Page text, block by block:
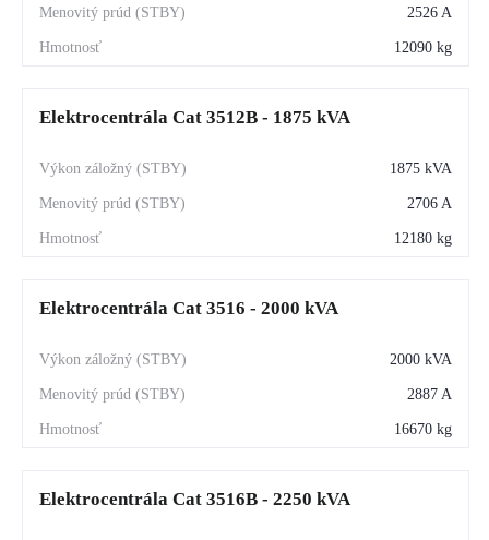
2526 A
12090 kg
Elektrocentrála Cat 3512B - 1875 kVA
1875 kVA
2706 A
12180 kg
Elektrocentrála Cat 3516 - 2000 kVA
2000 kVA
2887 A
16670 kg
Elektrocentrála Cat 3516B - 2250 kVA